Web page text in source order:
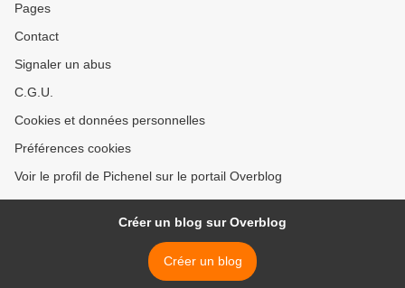
Pages
Contact
Signaler un abus
C.G.U.
Cookies et données personnelles
Préférences cookies
Voir le profil de Pichenel sur le portail Overblog
Créer un blog sur Overblog
Créer un blog